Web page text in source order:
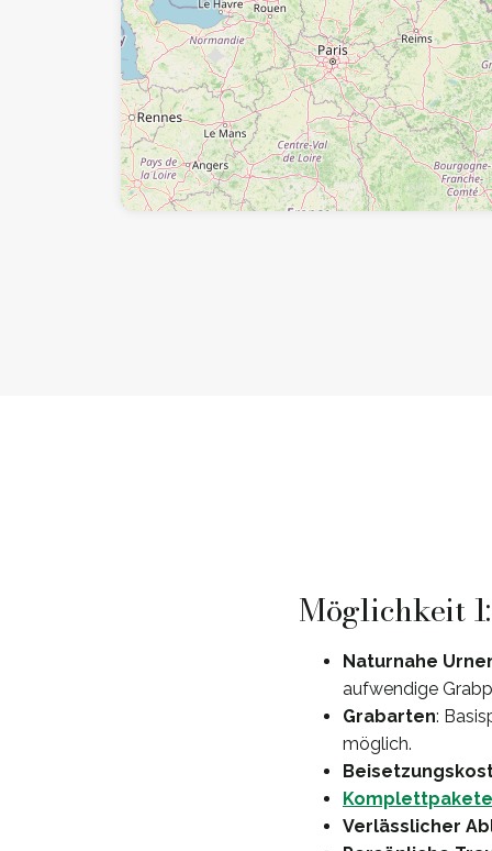
Möglichkeit
Naturnahe
aufwendige
Grabarten:
möglich.
Komplettpakete
Verlässlicher